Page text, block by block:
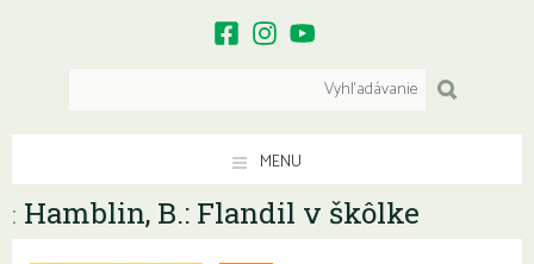
MENU
: Hamblin, B.: Flandil v škôlke